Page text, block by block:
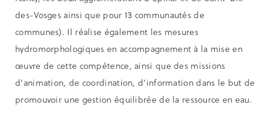
des-Vosges ainsi que pour 13 communautés de
communes). Il réalise également les mesures
hydromorphologiques en accompagnement à la mise en
œuvre de cette compétence, ainsi que des missions
d’animation, de coordination, d’information dans le but de
promouvoir une gestion équilibrée de la ressource en eau.